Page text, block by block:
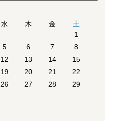
水 木 金 土
1
5 6 7
8
12 13 14
15
19 20 21
22
26 27 28
29